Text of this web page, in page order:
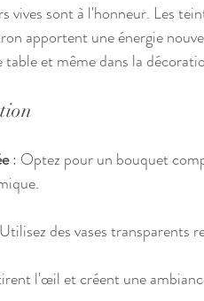
vives sont à l'honneur. Les
apportent une énergie
et même dans la
: Optez pour un bouquet
des vases transparents
l'œil et créent une